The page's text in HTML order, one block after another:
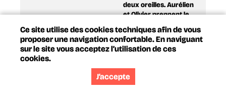
deux oreilles. Aurélien
et Olivier prennent le
proposent une grande
gamme de farines,
sous le label 100%
Ce site utilise des cookies techniques afin de vous
proposer une navigation confortable. En naviguant
sur le site vous acceptez l’utilisation de ces
cookies.
J’accepte